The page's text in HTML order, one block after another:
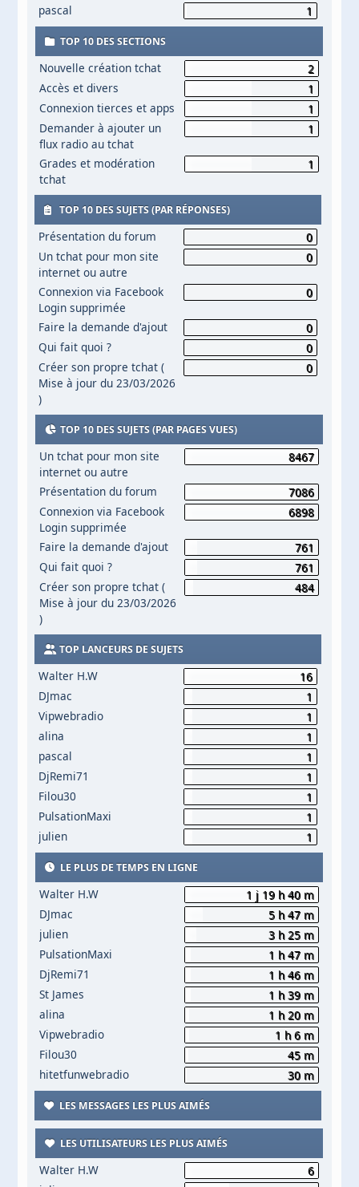
pascal
1
TOP 10 DES SECTIONS
Nouvelle création tchat
2
Accès et divers
1
Connexion tierces et apps
1
Demander à ajouter un
flux radio au tchat
1
Grades et modération
tchat
1
TOP 10 DES SUJETS (PAR RÉPONSES)
Présentation du forum
0
Un tchat pour mon site
internet ou autre
0
Connexion via Facebook
Login supprimée
0
Faire la demande d'ajout
0
Qui fait quoi ?
0
Créer son propre tchat (
Mise à jour du 23/03/2026
)
0
TOP 10 DES SUJETS (PAR PAGES VUES)
Un tchat pour mon site
internet ou autre
8467
Présentation du forum
7086
Connexion via Facebook
Login supprimée
6898
Faire la demande d'ajout
761
Qui fait quoi ?
761
Créer son propre tchat (
Mise à jour du 23/03/2026
)
484
TOP LANCEURS DE SUJETS
Walter H.W
16
DJmac
1
Vipwebradio
1
alina
1
pascal
1
DjRemi71
1
Filou30
1
PulsationMaxi
1
julien
1
LE PLUS DE TEMPS EN LIGNE
Walter H.W
1 j 19 h 40 m
DJmac
5 h 47 m
julien
3 h 25 m
PulsationMaxi
1 h 47 m
DjRemi71
1 h 46 m
St James
1 h 39 m
alina
1 h 20 m
Vipwebradio
1 h 6 m
Filou30
45 m
hitetfunwebradio
30 m
LES MESSAGES LES PLUS AIMÉS
LES UTILISATEURS LES PLUS AIMÉS
Walter H.W
6